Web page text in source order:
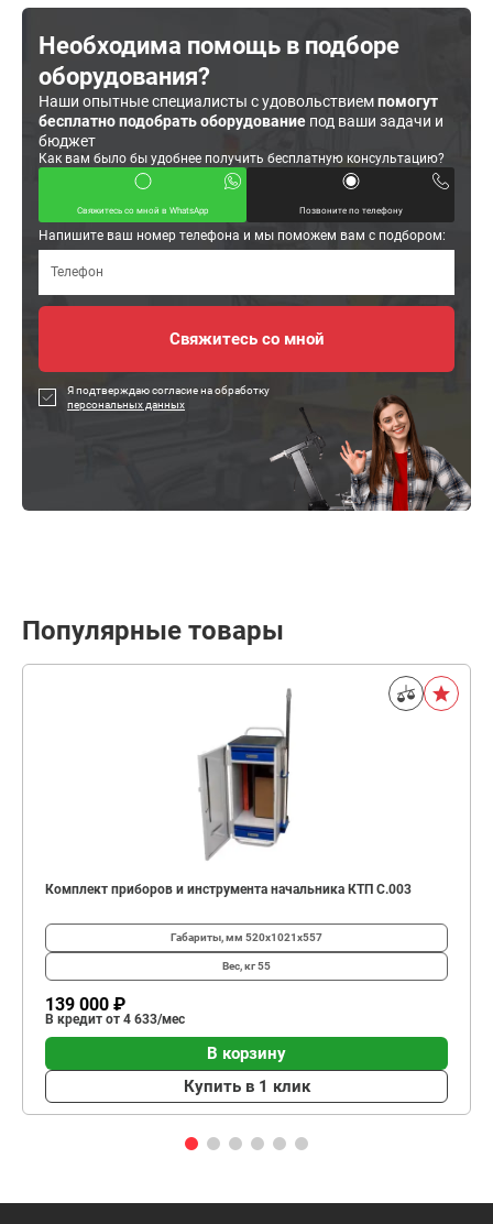
Необходима помощь в подборе
оборудования?
Наши опытные специалисты с удовольствиемпомогут
бесплатно подобрать оборудование под ваши задачи и
бюджет
Как вам было бы удобнее получить бесплатную консультацию?
Свяжитесь со мной в WhatsApp Позвоните по телефону
Напишите ваш номер телефона и мы поможем вам с подбором:
Я подтверждаю согласие на обработку
персональных данных
Популярные товары
Комплект приборов и инструмента начальника КТП C.003
Габариты, мм 520х1021х557
Вес, кг55
139 000 ₽
В кредит от 4 633/мес
В корзину
Купить в 1 клик